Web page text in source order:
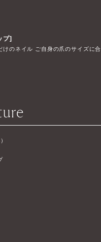
プ]
けのネイル ご自身の爪のサイズに